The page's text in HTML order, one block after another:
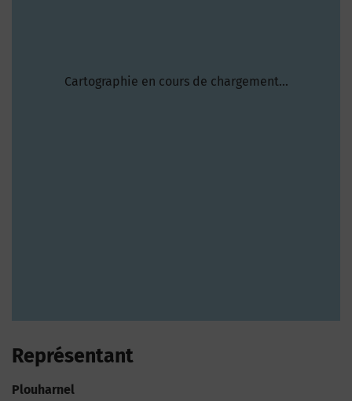
Cartographie en cours de chargement...
Représentant
Plouharnel